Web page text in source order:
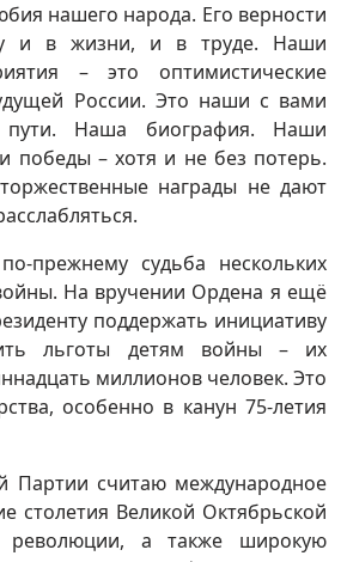
нашего народа. Его верности
и в жизни, и в труде. Наши
– это оптимистические
России. Это наши с вами
Наша биография. Наши
победы – хотя и не без потерь.
награды не дают
прежнему судьба нескольких
На вручении Ордена я ещё
поддержать инициативу
льготы детям войны – их
миллионов человек. Это
особенно в канун 75-летия
Партии считаю международное
столетия Великой Октябрьской
революции, а также широкую